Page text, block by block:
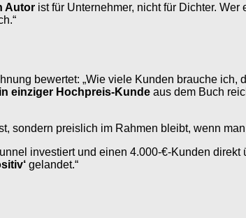
Autor ist für Unternehmer, nicht für Dichter. Wer
bewertet: „Wie viele Kunden brauche ich,
einziger Hochpreis-Kunde aus dem Buch
sondern preislich im Rahmen bleibt, wenn
investiert und einen 4.000-€-Kunden
gelandet.“